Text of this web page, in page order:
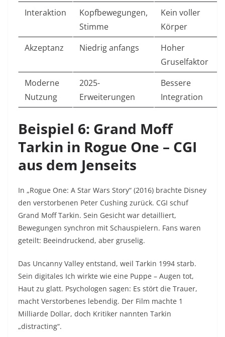
Interaktion
Kopfbewegungen,
Stimme
Kein voller
Körper
Akzeptanz
Niedrig anfangs
Hoher
Gruselfaktor
Moderne
Nutzung
2025-
Erweiterungen
Bessere
Integration
Beispiel 6: Grand Moff
Tarkin in Rogue One – CGI
aus dem Jenseits
In „Rogue One: A Star Wars Story“ (2016) brachte Disney
den verstorbenen Peter Cushing zurück. CGI schuf
Grand Moff Tarkin. Sein Gesicht war detailliert,
Bewegungen synchron mit Schauspielern. Fans waren
geteilt: Beeindruckend, aber gruselig.​
Das Uncanny Valley entstand, weil Tarkin 1994 starb.
Sein digitales Ich wirkte wie eine Puppe – Augen tot,
Haut zu glatt. Psychologen sagen: Es stört die Trauer,
macht Verstorbenes lebendig. Der Film machte 1
Milliarde Dollar, doch Kritiker nannten Tarkin
„distracting“.​